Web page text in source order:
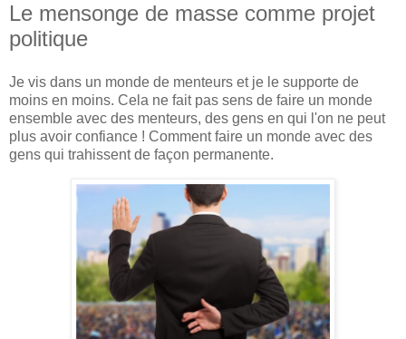
Le mensonge de masse comme projet
politique
Je vis dans un monde de menteurs et je le supporte de
moins en moins. Cela ne fait pas sens de faire un monde
ensemble avec des menteurs, des gens en qui l'on ne peut
plus avoir confiance ! Comment faire un monde avec des
gens qui trahissent de façon permanente.